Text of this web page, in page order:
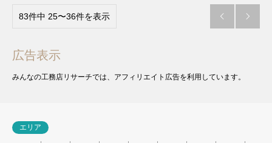
83件中 25〜36件を表示  
広告表示
みんなの工務店リサーチでは、アフィリエイト広告を利用しています。
エリア